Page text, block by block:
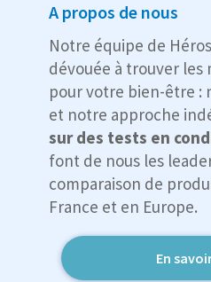
A propos de nous
Notre équipe de
dévouée à trouver
pour votre bien-être :
et notre approche
sur des tests en
font de nous les
comparaison de
France et en Europe.
En